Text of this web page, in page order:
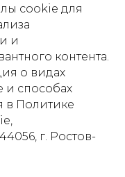
cookie для
и
контента.
о видах
и способах
в Политике
г. Ростов-